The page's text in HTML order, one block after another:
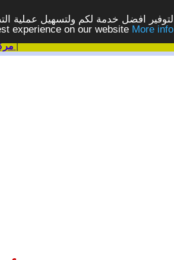
لتوفير افضل خدمة لكم ولتسهيل عملية
experience on our website More info - المزيد
|مركز الدراسات والابحاث العلمانية في العالم العربي